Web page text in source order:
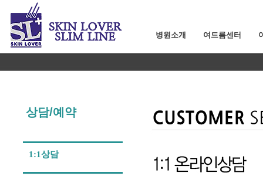
병원소개 여드름센터
상담/예약
1:1상담